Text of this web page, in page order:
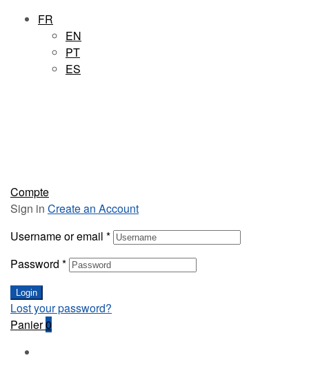
FR
EN
PT
ES
Compte
Sign in Create an Account
Username or email *
Password *
Login
Lost your password?
Panier0